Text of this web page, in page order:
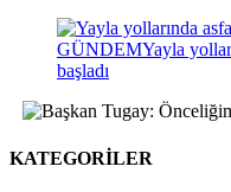
GÜNDEMYayla
başladı
KATEGORİLER